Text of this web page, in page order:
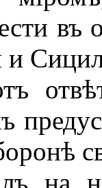
въ
и